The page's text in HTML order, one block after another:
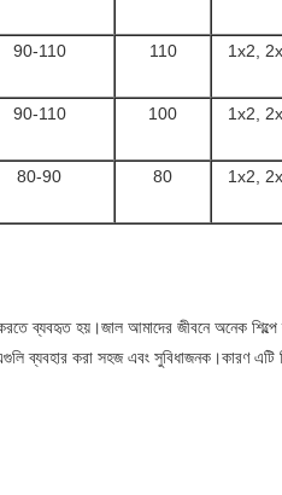
90-110 110 1x2,
90-110 100 1x2,
80-90 80 1x2,
ব্যবহৃত হয়।জাল আমাদের জীবনে অনেক
ব্যবহার করা সহজ এবং সুবিধাজনক।কারণ এটি